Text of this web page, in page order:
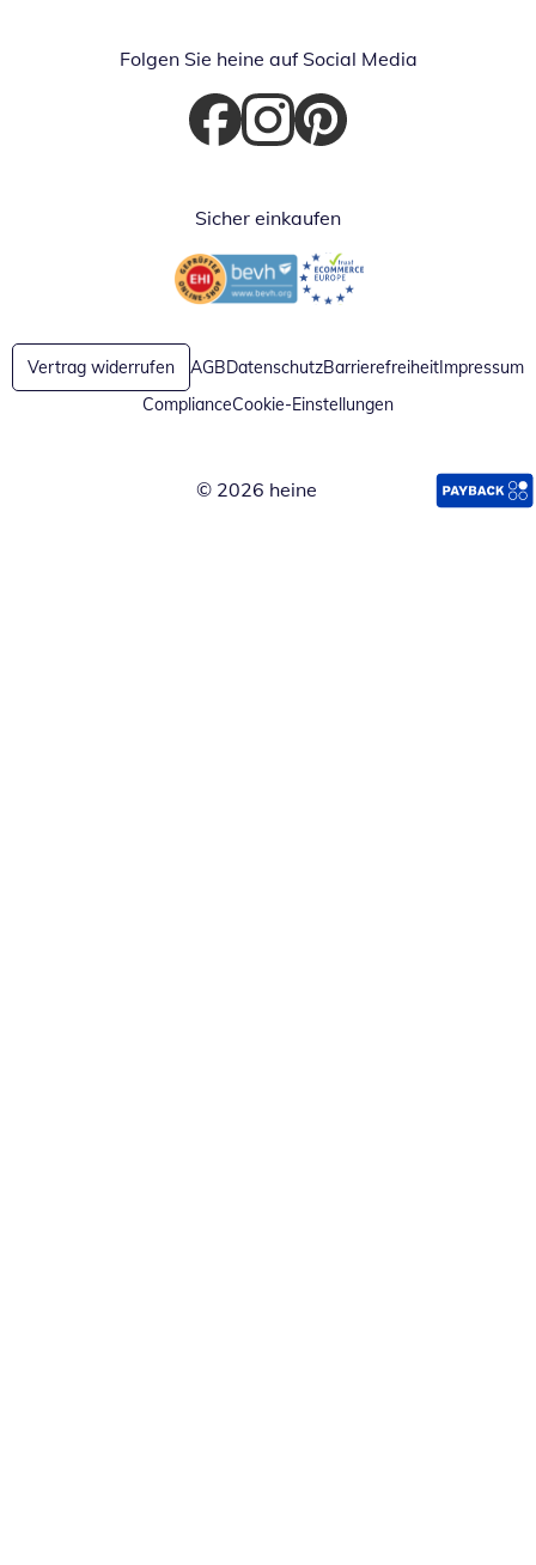
Folgen Sie heine auf Social Media
Öffnet in neuem Fenster
Öffnet in neuem Fenster
Öffnet in neuem Fenster
Sicher einkaufen
Öffnet in neuem FensterÖffnet in neuem Fenster
Vertrag widerrufen AGBDatenschutzBarrierefreiheitImpressum
ComplianceCookie-Einstellungen
© 2026 heine